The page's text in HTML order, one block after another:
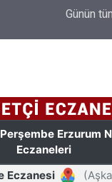
YÜRÜYENGünün